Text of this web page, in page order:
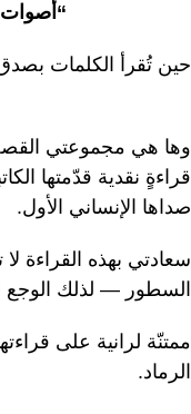
“أصوات
حين تُقرأ الكلمات
وها هي مجموعتي
قراءةٍ نقدية قدّمتها
صداها الإنساني الأول.
سعادتي بهذه القراءة
السطور — لذلك الوجع
ممتنّة لرانية على
الرماد.